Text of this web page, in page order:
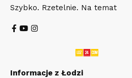
Szybko. Rzetelnie. Na temat
Informacje z Łodzi